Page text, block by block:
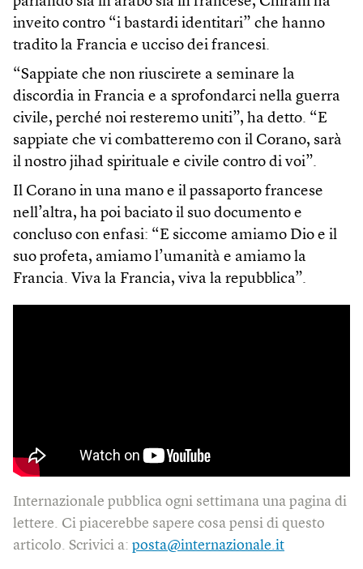
inveito contro “i bastardi identitari” che hanno
tradito la Francia e ucciso dei francesi.
“Sappiate che non riuscirete a seminare la
discordia in Francia e a sprofondarci nella guerra
civile, perché noi resteremo uniti”, ha detto. “E
sappiate che vi combatteremo con il Corano, sarà
il nostro jihad spirituale e civile contro di voi”.
Il Corano in una mano e il passaporto francese
nell’altra, ha poi baciato il suo documento e
concluso con enfasi: “E siccome amiamo Dio e il
suo profeta, amiamo l’umanità e amiamo la
Francia. Viva la Francia, viva la repubblica”.
Internazionale pubblica ogni settimana una pagina di
lettere. Ci piacerebbe sapere cosa pensi di questo
articolo. Scrivici a: posta@internazionale.it